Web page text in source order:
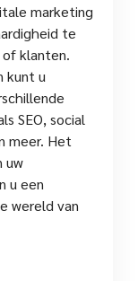
marketing
te
klanten.
kunt u
SEO, social
meer. Het
uw
u een
wereld van